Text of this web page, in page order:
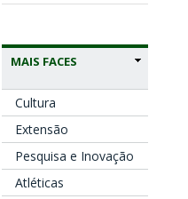
MAIS FACES
Cultura
Extensão
Pesquisa e Inovação
Atléticas